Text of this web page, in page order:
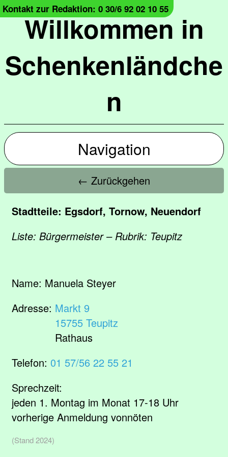
Willkommen in
Schenkenländche
n
Kontakt zur Redaktion: 0 30/6 92 02 10 55
Navigation
← Zurückgehen
Stadtteile: Egsdorf, Tornow, Neuendorf
Liste: Bürgermeister – Rubrik: Teupitz
Name: Manuela Steyer
Adresse: Markt 9
15755 Teupitz
Rathaus
Telefon: 01 57/56 22 55 21
Sprechzeit:
jeden 1. Montag im Monat 17‑18 Uhr
vorherige Anmeldung vonnöten
(Stand 2024)